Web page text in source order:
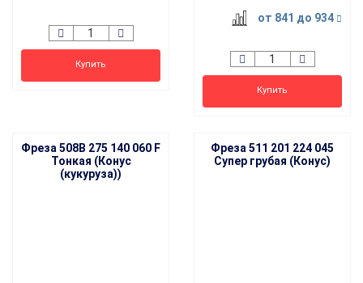
Купить
от 841 до 934
Купить
Фреза 508B 275 140 060 F
Тонкая (Конус
(кукуруза))
Фреза 511 201 224 045
Супер грубая (Конус)